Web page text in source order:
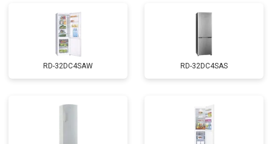
RD-32DC4SAW RD-32DC4SAS